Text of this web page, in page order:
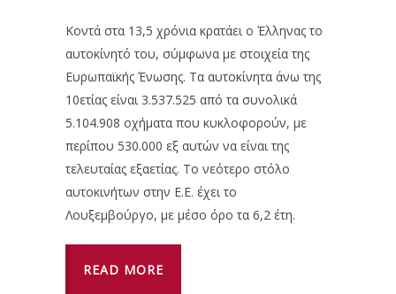
Κοντά στα 13,5 χρόνια κρατάει ο Έλληνας το
αυτοκίνητό του, σύμφωνα με στοιχεία της
Ευρωπαϊκής Ένωσης. Τα αυτοκίνητα άνω της
10ετίας είναι 3.537.525 από τα συνολικά
5.104.908 οχήματα που κυκλοφορούν, με
περίπου 530.000 εξ αυτών να είναι της
τελευταίας εξαετίας. Το νεότερο στόλο
αυτοκινήτων στην Ε.Ε. έχει το
Λουξεμβούργο, με μέσο όρο τα 6,2 έτη.
READ MORE